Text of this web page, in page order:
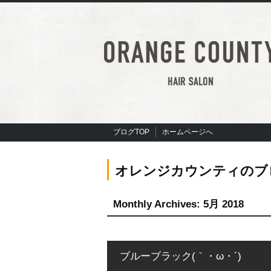
ブログTOP ホームページへ
オレンジカウンティの
Monthly Archives: 5月 2018
ブルーブラック(｀・ω・´)